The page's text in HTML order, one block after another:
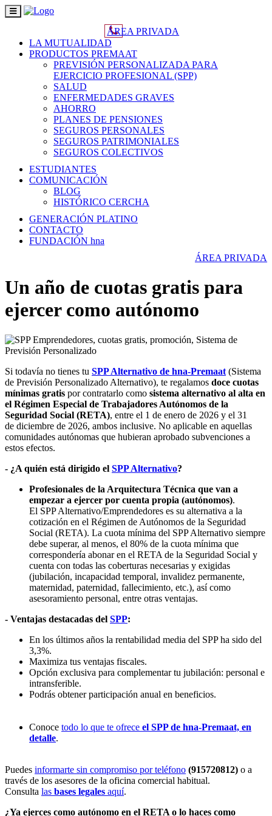
Toggle
navigation
ÁREA PRIVADA
LA MUTUALIDAD
PRODUCTOS PREMAAT
PREVISIÓN PERSONALIZADA PARA
EJERCICIO PROFESIONAL (SPP)
SALUD
ENFERMEDADES GRAVES
AHORRO
PLANES DE PENSIONES
SEGUROS PERSONALES
SEGUROS PATRIMONIALES
SEGUROS COLECTIVOS
ESTUDIANTES
COMUNICACIÓN
BLOG
HISTÓRICO CERCHA
GENERACIÓN PLATINO
CONTACTO
FUNDACIÓN hna
ÁREA PRIVADA
Un año de cuotas gratis para
ejercer como autónomo
Si todavía no tienes tu SPP Alternativo de hna-Premaat (Sistema
de Previsión Personalizado Alternativo), te regalamos doce cuotas
mínimas gratis por contratarlo como sistema alternativo al alta en
el Régimen Especial de Trabajadores Autónomos de la
Seguridad Social (RETA), entre el 1 de enero de 2026 y el 31
de diciembre de 2026, ambos inclusive. No aplicable en aquellas
comunidades autónomas que hubieran aprobado subvenciones a
estos efectos.
- ¿A quién está dirigido el SPP Alternativo?
Profesionales de la Arquitectura Técnica que van a
empezar a ejercer por cuenta propia (autónomos).
El SPP Alternativo/Emprendedores es su alternativa a la
cotización en el Régimen de Autónomos de la Seguridad
Social (RETA). La cuota mínima del SPP Alternativo siempre
debe superar, al menos, el 80% de la cuota mínima que
correspondería abonar en el RETA de la Seguridad Social y
cuenta con todas las coberturas necesarias y exigidas
(jubilación, incapacidad temporal, invalidez permanente,
maternidad, paternidad, fallecimiento, etc.), así como
asesoramiento personal, entre otras ventajas.
- Ventajas destacadas del SPP:
En los últimos años la rentabilidad media del SPP ha sido del
3,3%.
Maximiza tus ventajas fiscales.
Opción exclusiva para complementar tu jubilación: personal e
intransferible.
Podrás obtener participación anual en beneficios.
Conoce todo lo que te ofrece el SPP de hna-Premaat, en
detalle.
Puedes informarte sin compromiso por teléfono (915720812) o a
través de los asesores de la oficina comercial habitual.
Consulta las bases legales aquí.
¿Ya ejerces como autónomo en el RETA o lo haces como